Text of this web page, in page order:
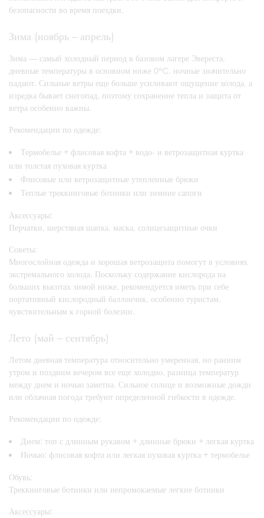
безопасности во время поездки.
Зима (ноябрь – апрель)
Зима — самый холодный период в базовом лагере Эвереста,
дневные температуры в основном ниже 0°C, ночные значительно
падают. Сильные ветры еще больше усиливают ощущение холода, а
изредка бывает снегопад, поэтому сохранение тепла и защита от
ветра особенно важны.
Рекомендации по одежде:
Термобелье + флисовая кофта + водо- и ветрозащитная куртка
или толстая пуховая куртка
Флисовые или ветрозащитные утепленные брюки
Теплые треккинговые ботинки или зимние сапоги
Аксессуары:
Перчатки, шерстяная шапка, маска, солнцезащитные очки
Советы:
Многослойная одежда и хорошая ветрозащита помогут в условиях
экстремального холода. Поскольку содержание кислорода на
больших высотах зимой ниже, рекомендуется иметь при себе
портативный кислородный баллончик, особенно туристам,
чувствительным к горной болезни.
Лето (май – сентябрь)
Летом дневная температура относительно умеренная, но ранним
утром и поздним вечером все еще холодно, разница температур
между днем и ночью заметна. Сильное солнце и возможные дожди
или облачная погода требуют определенной гибкости в одежде.
Рекомендации по одежде:
Днем: топ с длинным рукавом + длинные брюки + легкая куртка
Ночью: флисовая кофта или легкая пуховая куртка + термобелье
Обувь:
Треккинговые ботинки или непромокаемые легкие ботинки
Аксессуары: